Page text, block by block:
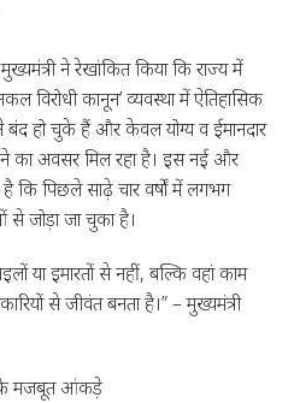
ने रेखांकित किया कि राज्य में
विरोधी कानून’ व्यवस्था में ऐतिहासिक
बंद हो चुके हैं और केवल योग्य व ईमानदार
का अवसर मिल रहा है। इस नई और
है कि पिछले साढ़े चार वर्षों में लगभग
जोड़ा जा चुका है।
या इमारतों से नहीं, बल्कि वहां काम
से जीवंत बनता है।” – मुख्यमंत्री
के मजबूत आंकड़े